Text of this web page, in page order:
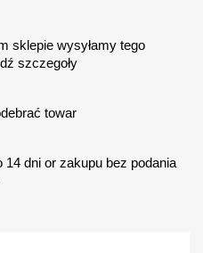
sklepie wysyłamy tego
szczegoły
towar
dni or zakupu bez podania